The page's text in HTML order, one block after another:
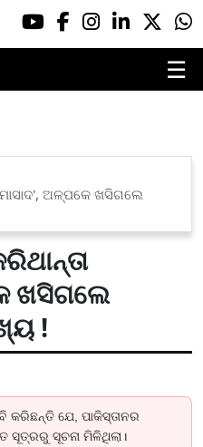
☰
ଅଳ୍ପକେ ଖସିଗଲେ
ଖସିଗଲେ
!
କରିଛନ୍ତି ଯେ, ପାକିସ୍ତାନର
ସୂତ୍ରରୁ ସୂଚନା ମିଳିଥିଲା।